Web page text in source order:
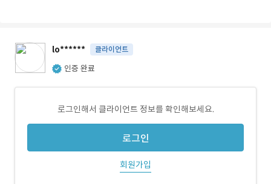
lo****** 클라이언트
인증 완료
로그인해서 클라이언트 정보를 확인해보세요.
로그인
회원가입